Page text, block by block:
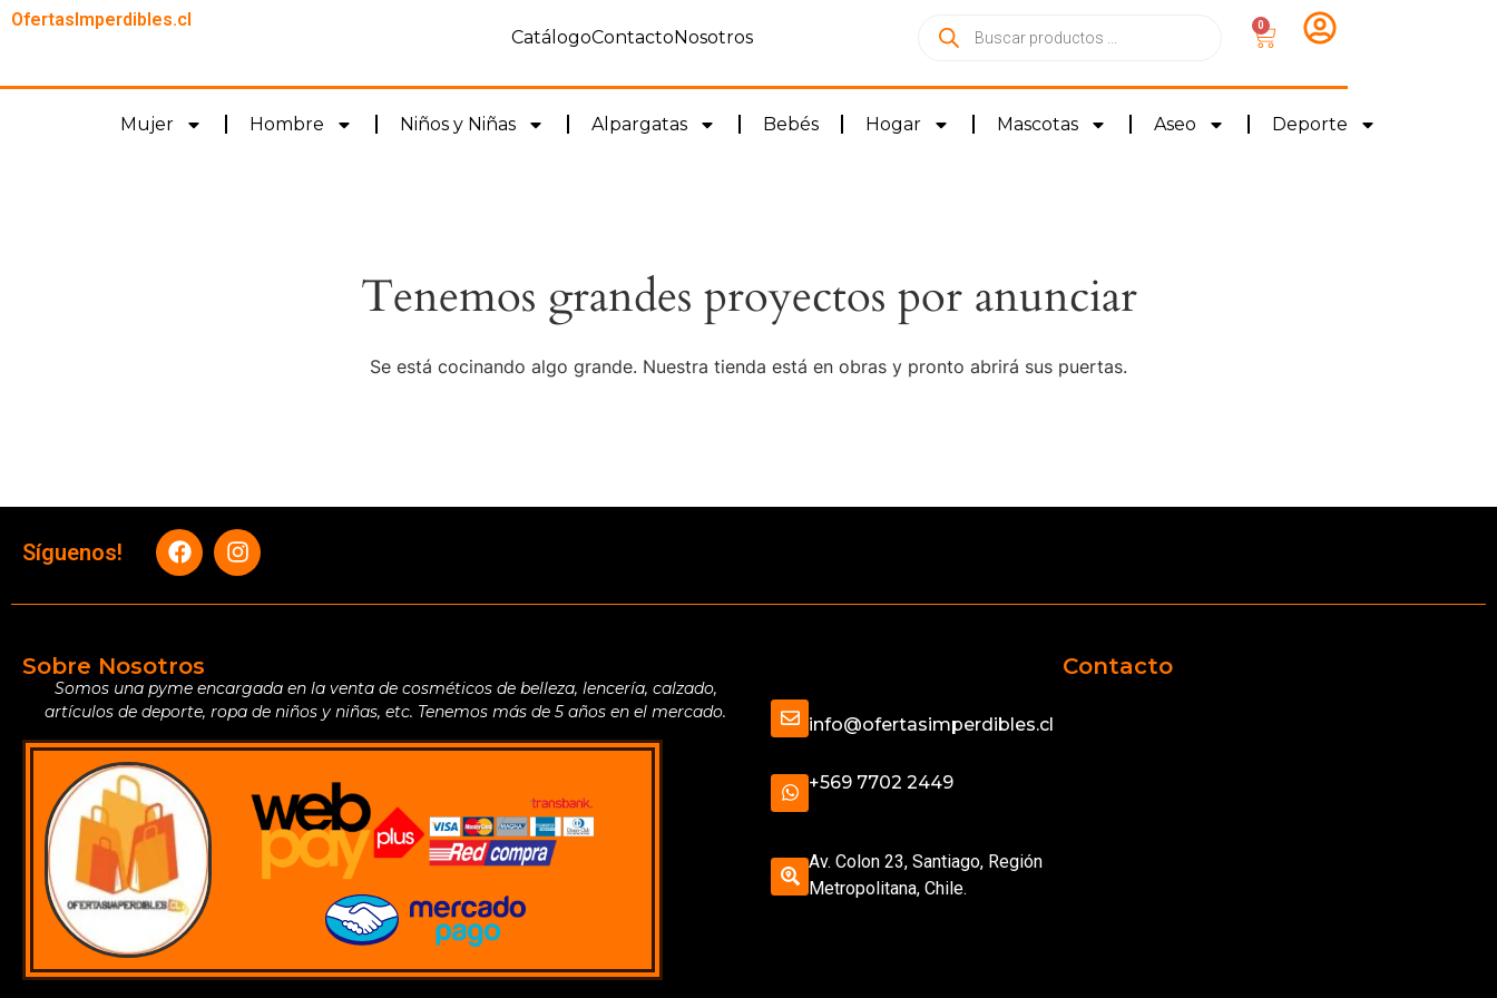
OfertasImperdibles.cl
CatálogoContactoNosotros
0
Mujer Hombre Niños y Niñas Alpargatas Bebés Hogar Mascotas Aseo Deporte
Tenemos grandes proyectos por anunciar
Se está cocinando algo grande. Nuestra tienda está en obras y pronto abrirá sus puertas.
Síguenos!
Sobre Nosotros
Somos una pyme encargada en la venta de cosméticos de belleza, lencería, calzado,
artículos de deporte, ropa de niños y niñas, etc. Tenemos más de 5 años en el mercado.
Contacto
info@ofertasimperdibles.cl
+569 7702 2449
Av. Colon 23, Santiago, Región
Metropolitana, Chile.